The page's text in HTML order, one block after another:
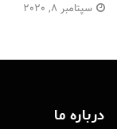
سپتامبر 8, 2020
درباره ما